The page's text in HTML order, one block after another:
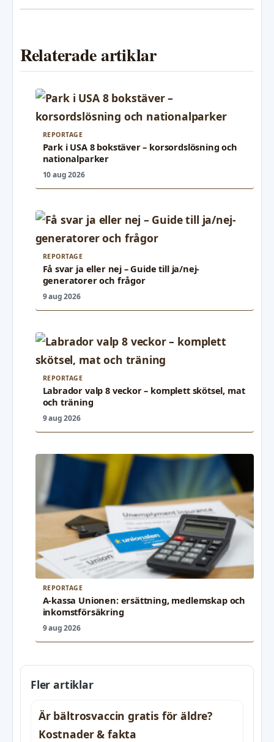
Relaterade artiklar
REPORTAGE
Park i USA 8 bokstäver – korsordslösning och
nationalparker
10 aug 2026
REPORTAGE
Få svar ja eller nej – Guide till ja/nej-
generatorer och frågor
9 aug 2026
REPORTAGE
Labrador valp 8 veckor – komplett skötsel, mat
och träning
9 aug 2026
REPORTAGE
A-kassa Unionen: ersättning, medlemskap och
inkomstförsäkring
9 aug 2026
Fler artiklar
Är bältrosvaccin gratis för äldre?
Kostnader & fakta